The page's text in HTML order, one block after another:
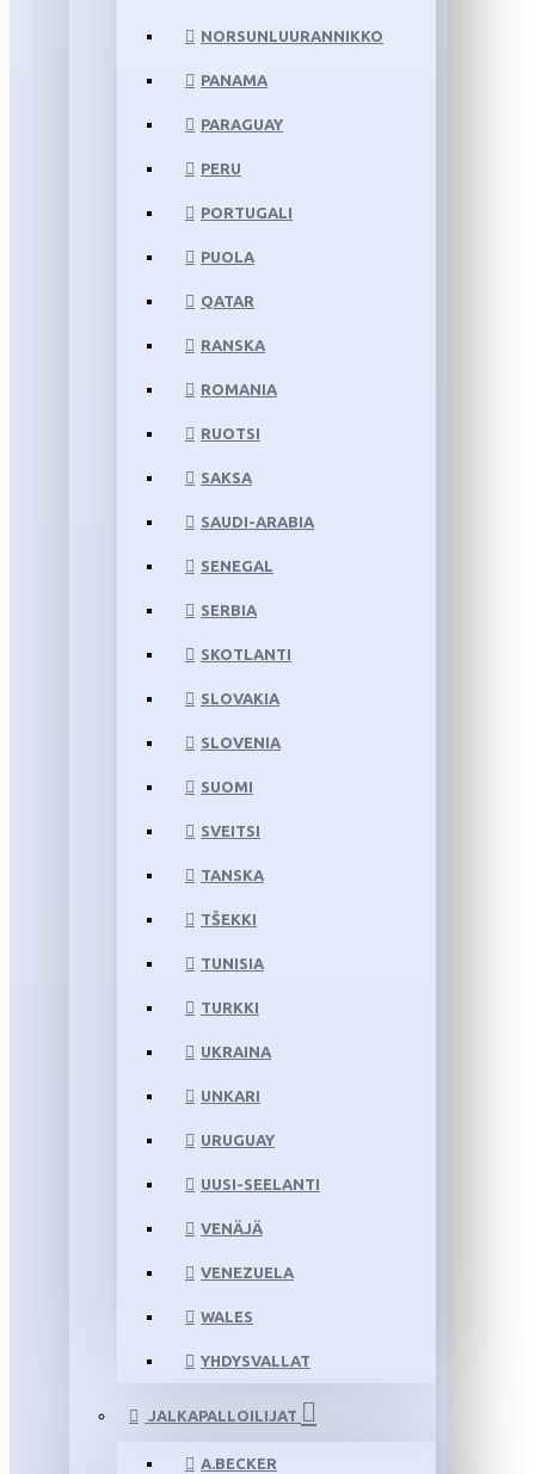
NORSUNLUURANNIKKO
PANAMA
PARAGUAY
PERU
PORTUGALI
PUOLA
QATAR
RANSKA
ROMANIA
RUOTSI
SAKSA
SAUDI-ARABIA
SENEGAL
SERBIA
SKOTLANTI
SLOVAKIA
SLOVENIA
SUOMI
SVEITSI
TANSKA
TŠEKKI
TUNISIA
TURKKI
UKRAINA
UNKARI
URUGUAY
UUSI-SEELANTI
VENÄJÄ
VENEZUELA
WALES
YHDYSVALLAT
JALKAPALLOILIJAT
A.BECKER